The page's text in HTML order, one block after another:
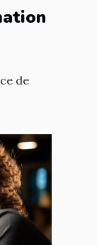
de